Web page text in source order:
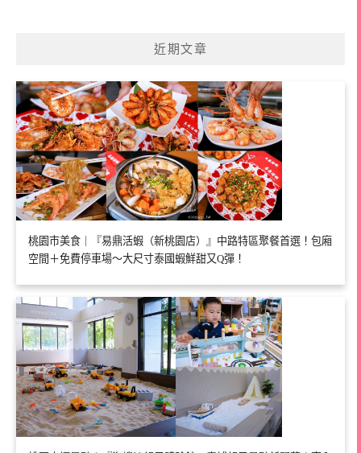
近期文章
桃園市美食｜『易鼎活蝦（新桃園店）』中路特區聚餐首選！包廂
空間＋免費停車場～大尺寸泰國蝦鮮甜又Q彈！